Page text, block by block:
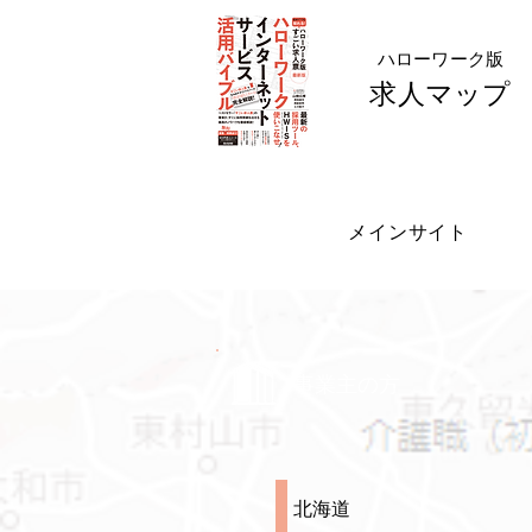
​ハローワーク版
求人マップ
メインサイト
北海道